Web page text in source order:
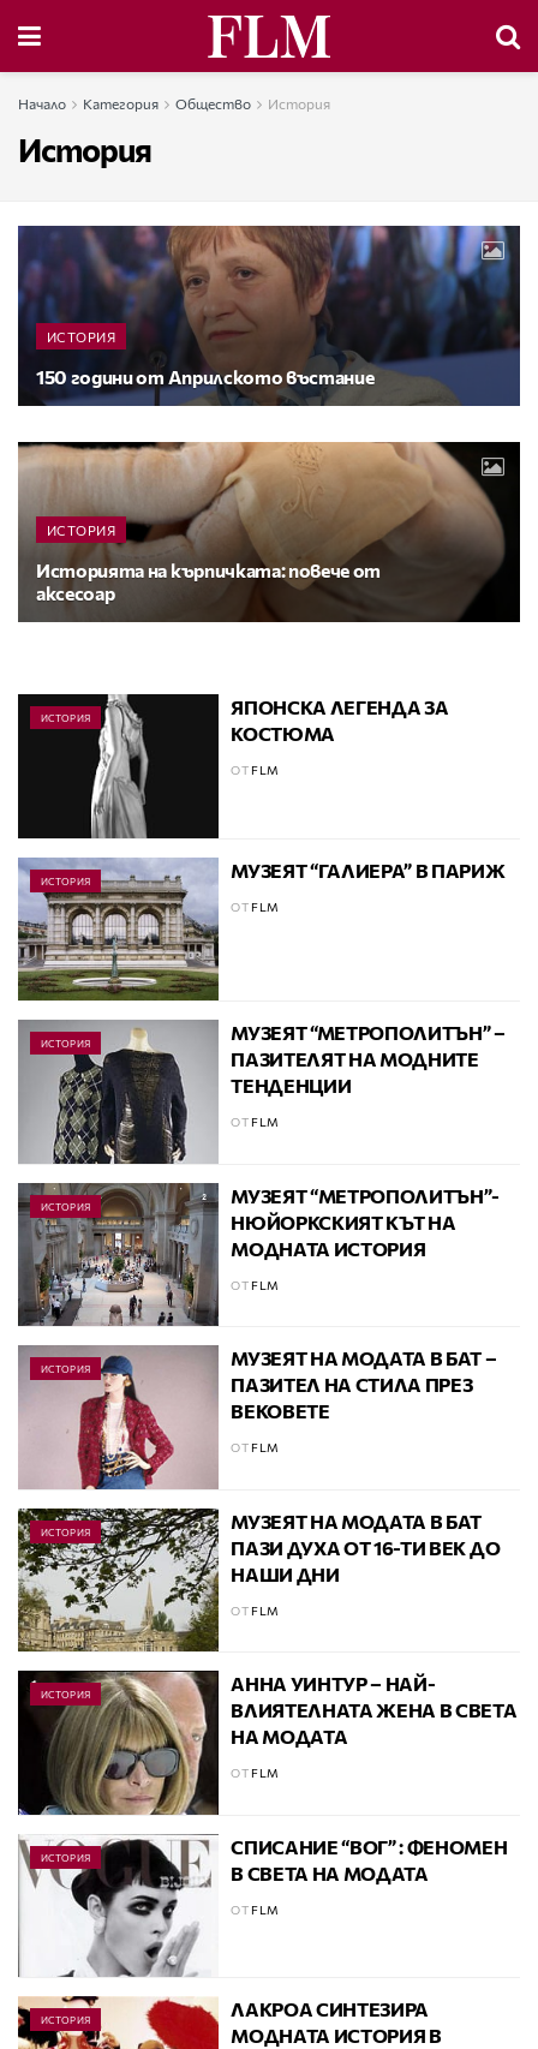
Начало Категория Общество История
История
ИСТОРИЯ
150 години от Априлското въстание
ИСТОРИЯ
Историята на кърпичката: повече от
аксесоар
ИСТОРИЯ
ЯПОНСКА ЛЕГЕНДА ЗА
КОСТЮМА
ОТ FLM
ИСТОРИЯ МУЗЕЯТ “ГАЛИЕРА” В ПАРИЖ
ОТ FLM
ИСТОРИЯ
МУЗЕЯТ “МЕТРОПОЛИТЪН” –
ПАЗИТЕЛЯТ НА МОДНИТЕ
ТЕНДЕНЦИИ
ОТ FLM
ИСТОРИЯ
МУЗЕЯT “МЕТРОПОЛИТЪН”-
НЮЙОРКСКИЯТ КЪТ НА
МОДНАТА ИСТОРИЯ
ОТ FLM
ИСТОРИЯ
МУЗЕЯТ НА МОДАТА В БАТ –
ПАЗИТЕЛ НА СТИЛА ПРЕЗ
ВЕКОВЕТЕ
ОТ FLM
ИСТОРИЯ
МУЗЕЯТ НА МОДАТА В БАТ
ПАЗИ ДУХА ОТ 16-ТИ ВЕК ДО
НАШИ ДНИ
ОТ FLM
ИСТОРИЯ
АННА УИНТУР – НАЙ-
ВЛИЯТЕЛНАТА ЖЕНА В СВЕТА
НА МОДАТА
ОТ FLM
ИСТОРИЯ
СПИСАНИЕ “ВОГ” : ФЕНОМЕН
В СВЕТА НА МОДАТА
ОТ FLM
ИСТОРИЯ
ЛАКРОА СИНТЕЗИРА
МОДНАТА ИСТОРИЯ В